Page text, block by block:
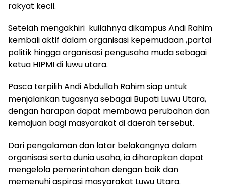
rakyat kecil.
Setelah mengakhiri kuilahnya dikampus Andi Rahim
kembali aktif dalam organisasi kepemudaan ,partai
politik hingga organisasi pengusaha muda sebagai
ketua HIPMI di luwu utara.
Pasca terpilih Andi Abdullah Rahim siap untuk
menjalankan tugasnya sebagai Bupati Luwu Utara,
dengan harapan dapat membawa perubahan dan
kemajuan bagi masyarakat di daerah tersebut.
Dari pengalaman dan latar belakangnya dalam
organisasi serta dunia usaha, ia diharapkan dapat
mengelola pemerintahan dengan baik dan
memenuhi aspirasi masyarakat Luwu Utara.